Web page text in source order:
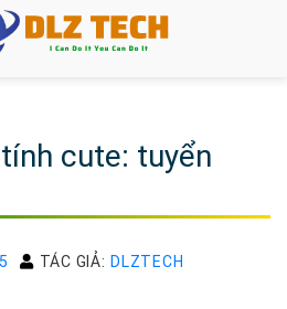
cute: tuyển
TÁC GIẢ: DLZTECH